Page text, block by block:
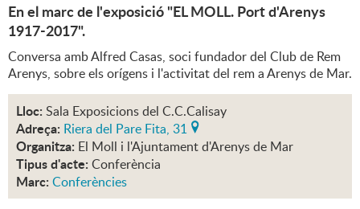
En el marc de l'exposició "EL MOLL. Port d'Arenys
1917-2017".
Conversa amb Alfred Casas, soci fundador del Club de Rem
Arenys, sobre els orígens i l'activitat del rem a Arenys de Mar.
Lloc: Sala Exposicions del C.C.Calisay
Adreça: Riera del Pare Fita, 31
Organitza: El Moll i l'Ajuntament d'Arenys de Mar
Tipus d'acte: Conferència
Marc: Conferències